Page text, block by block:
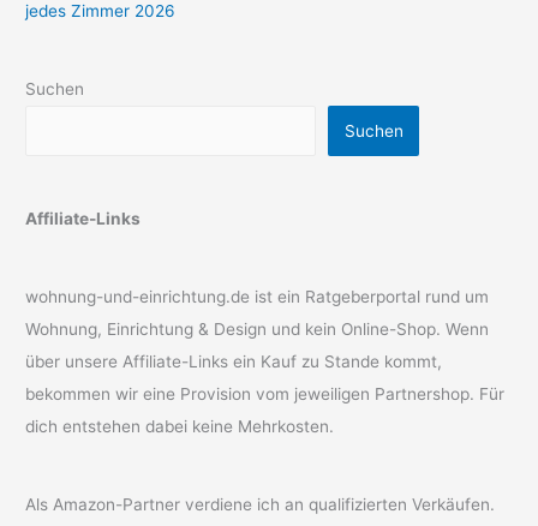
jedes Zimmer 2026
Suchen
Suchen
Affiliate-Links
wohnung-und-einrichtung.de ist ein Ratgeberportal rund um
Wohnung, Einrichtung & Design und kein Online-Shop. Wenn
über unsere Affiliate-Links ein Kauf zu Stande kommt,
bekommen wir eine Provision vom jeweiligen Partnershop. Für
dich entstehen dabei keine Mehrkosten.
Als Amazon-Partner verdiene ich an qualifizierten Verkäufen.